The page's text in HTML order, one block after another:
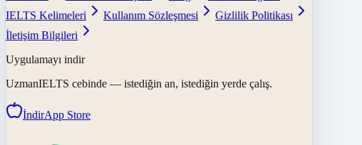
IELTS Kelimeleri
Kullanım Sözleşmesi
Gizlilik Politikası
İletişim Bilgileri
Uygulamayı indir
UzmanIELTS cebinde — istediğin an, istediğin yerde çalış.
İndirApp Store